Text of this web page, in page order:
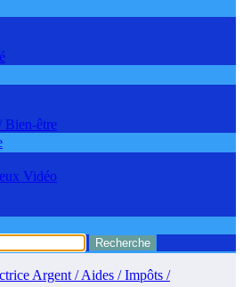
Bien-être
Vidéo
Argent / Aides / Impôts /